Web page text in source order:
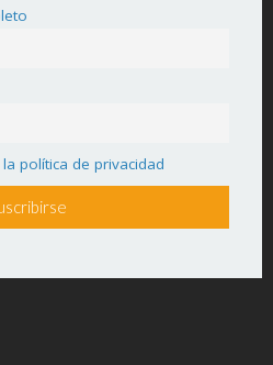
política de privacidad